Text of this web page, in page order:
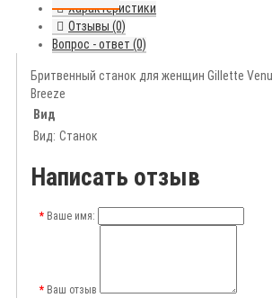
Характеристики
Отзывы (0)
Вопрос - ответ (0)
Бритвенный станок для женщин Gillette
Breeze
Вид
Вид: Станок
Написать отзыв
Ваше имя:
Ваш отзыв